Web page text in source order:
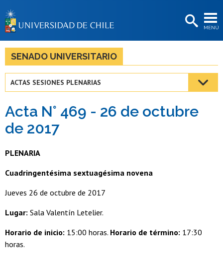
MENÚ
BIBLIOTECAS
LA UNIVERSIDAD
Estudiantes
Académicas/os
SENADO UNIVERSITARIO
ACTAS SESIONES PLENARIAS
Acta N° 469 - 26 de octubre
de 2017
PLENARIA
Cuadringentésima sextuagésima novena
Jueves 26 de octubre de 2017
Lugar: Sala Valentín Letelier.
Horario de inicio: 15:00 horas. Horario de término: 17:30
horas.